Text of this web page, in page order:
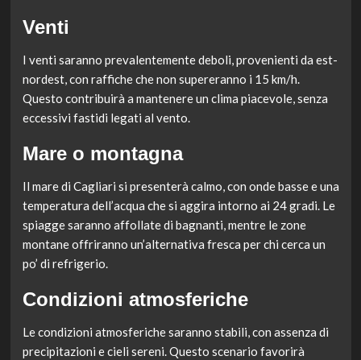
Venti
I venti saranno prevalentemente deboli, provenienti da est-
nordest, con raffiche che non supereranno i 15 km/h.
Questo contribuirà a mantenere un clima piacevole, senza
eccessivi fastidi legati al vento.
Mare o montagna
Il mare di Cagliari si presenterà calmo, con onde basse e una
temperatura dell’acqua che si aggira intorno ai 24 gradi. Le
spiagge saranno affollate di bagnanti, mentre le zone
montane offriranno un’alternativa fresca per chi cerca un
po’ di refrigerio.
Condizioni atmosferiche
Le condizioni atmosferiche saranno stabili, con assenza di
precipitazioni e cieli sereni. Questo scenario favorirà